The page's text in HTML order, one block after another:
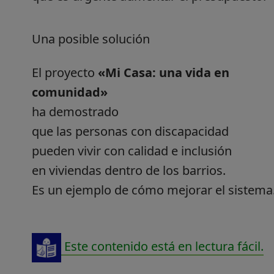
Una posible solución
El proyecto «Mi Casa: una vida en
comunidad»
ha demostrado
que las personas con discapacidad
pueden vivir con calidad e inclusión
en viviendas dentro de los barrios.
Es un ejemplo de cómo mejorar el
Este contenido está en lectura fácil.